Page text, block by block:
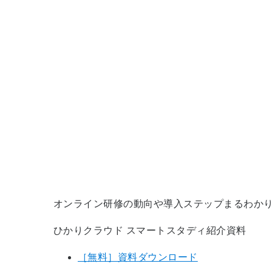
オンライン研修の動向や導入ステップまるわか
ひかりクラウド スマートスタディ紹介資料
［無料］資料ダウンロード